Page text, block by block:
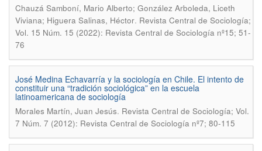
Chauzá Samboní, Mario Alberto; González Arboleda, Liceth
Viviana; Higuera Salinas, Héctor. Revista Central de Sociología;
Vol. 15 Núm. 15 (2022): Revista Central de Sociología nº15; 51-
76
José Medina Echavarría y la sociología en Chile. El intento de
constituir una “tradición sociológica” en la escuela
latinoamericana de sociología
Morales Martín, Juan Jesús. Revista Central de Sociología; Vol.
7 Núm. 7 (2012): Revista Central de Sociología nº7; 80-115